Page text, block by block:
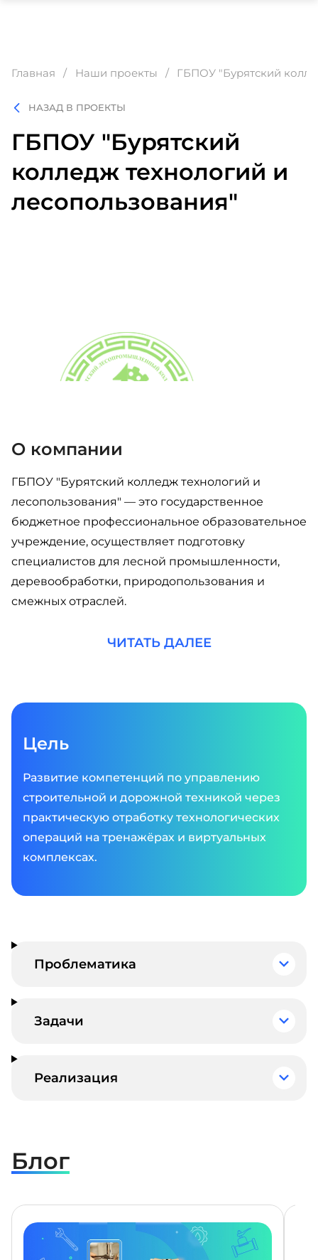
Главная Наши проекты ГБПОУ "Бурятский
НАЗАД В ПРОЕКТЫ
ГБПОУ "Бурятский
колледж технологий и
лесопользования"
О компании
ГБПОУ "Бурятский колледж технологий и
лесопользования" — это государственное
бюджетное профессиональное образовательное
учреждение, осуществляет подготовку
специалистов для лесной промышленности,
деревообработки, природопользования и
смежных отраслей.
ЧИТАТЬ ДАЛЕЕ
Цель
Развитие компетенций по управлению
строительной и дорожной техникой через
практическую отработку технологических
операций на тренажёрах и виртуальных
комплексах.
Проблематика
Задачи
Реализация
Блог